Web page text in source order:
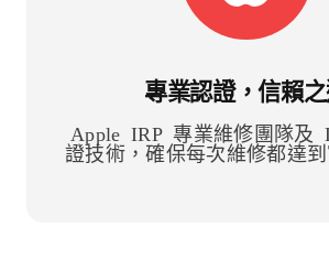
專業認證，信賴
Apple IRP 專業維修團隊及
證技術，確保每次維修都達到